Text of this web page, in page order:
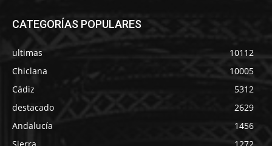
CATEGORÍAS POPULARES
ultimas
10112
Chiclana
10005
Cádiz
5312
destacado
2629
Andalucía
1456